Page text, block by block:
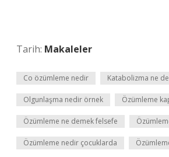
Tarih: Makaleler
Co özümleme nedir Katabolizma ne
Olgunlaşma nedir örnek Özümleme
Özümleme ne demek felsefe
Özümleme nedir çocuklarda